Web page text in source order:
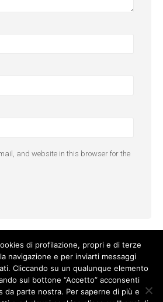
and website in this browser for the
di profilazione, propri e di terze
navigazione e per inviarti messaggi
Cliccando su un qualunque elemento
sul bottone “Accetto” acconsenti
da parte nostra. Per saperne di più e